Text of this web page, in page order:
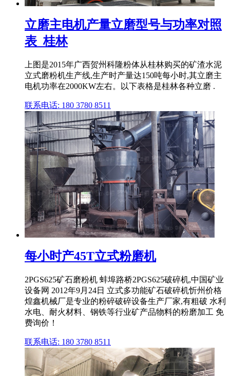
立磨主电机产量立磨型号与功率对照
表_桂林
上图是2015年广西贺州科隆粉体从桂林购买的矿渣水泥
立式磨粉机生产线,生产时产量达150吨每小时,其立磨主
电机功率在2000KW左右。以下表格是桂林各种立磨 .
联系电话: 180 3780 8511
每小时产45T立式粉磨机
2PGS625矿石磨粉机 蚌埠路桥2PGS625破碎机,中国矿业
设备网 2012年9月24日 立式多功能矿石破碎机忻州价格
煌鑫机械厂是专业的粉碎破碎设备生产厂家,有粗破 水利
水电、耐火材料、钢铁等行业矿产品物料的粉磨加工 免
费询价！
联系电话: 180 3780 8511